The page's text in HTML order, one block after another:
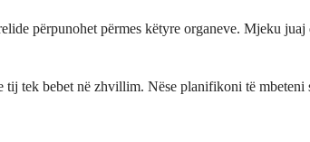
përpunohet përmes këtyre organeve. Mjeku
tek bebet në zhvillim. Nëse planifikoni të mbeteni